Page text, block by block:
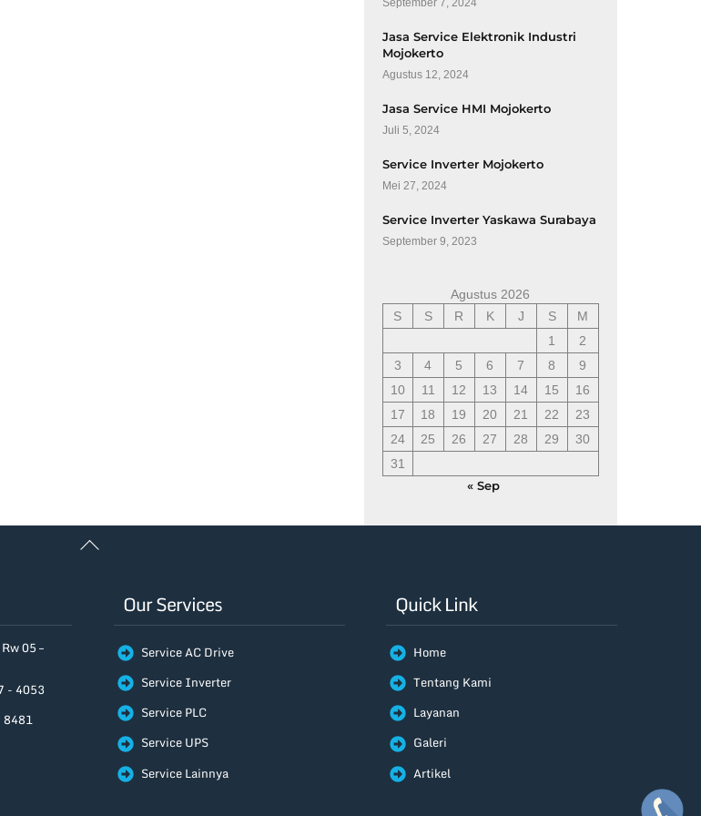
Jasa Service Elektronik Industri
Mojokerto
Agustus 12, 2024
Jasa Service HMI Mojokerto
Juli 5, 2024
Service Inverter Mojokerto
Mei 27, 2024
Service Inverter Yaskawa Surabaya
September 9, 2023
Agustus 2026
S
S R K J S
M
1
2
3
4 5 6 7 8
9
10
11 12 13 14 15
16
17
18 19 20 21 22
23
24
25 26 27 28 29
30
31
« Sep
Back
05 –
- 4053
8481
Our Services
Service AC Drive
Service Inverter
Service PLC
Service UPS
Service Lainnya
Quick Link
Home
Tentang Kami
Layanan
Galeri
Artikel